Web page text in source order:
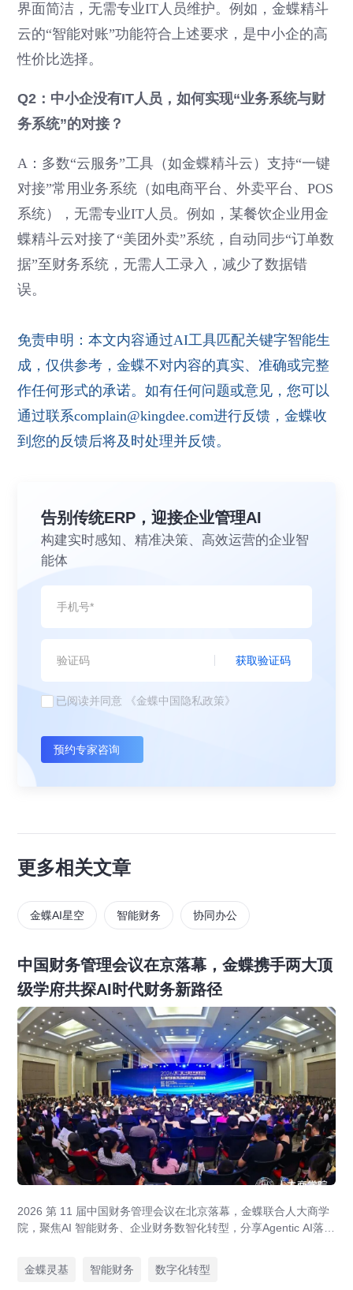
界面简洁，无需专业IT人员维护。例如，金蝶精斗
云的“智能对账”功能符合上述要求，是中小企的高
性价比选择。
Q2：中小企没有IT人员，如何实现“业务系统与财
务系统”的对接？
A：多数“云服务”工具（如金蝶精斗云）支持“一键
对接”常用业务系统（如电商平台、外卖平台、POS
系统），无需专业IT人员。例如，某餐饮企业用金
蝶精斗云对接了“美团外卖”系统，自动同步“订单数
据”至财务系统，无需人工录入，减少了数据错
误。
免责申明：本文内容通过AI工具匹配关键字智能生
成，仅供参考，金蝶不对内容的真实、准确或完整
作任何形式的承诺。如有任何问题或意见，您可以
通过联系complain@kingdee.com进行反馈，金蝶收
到您的反馈后将及时处理并反馈。
告别传统ERP，迎接企业管理AI
构建实时感知、精准决策、高效运营的企业智
能体
获取验证码
已阅读并同意 《金蝶中国隐私政策》
预约专家咨询
更多相关文章
金蝶AI星空 智能财务 协同办公
中国财务管理会议在京落幕，金蝶携手两大顶
级学府共探AI时代财务新路径
2026 第 11 届中国财务管理会议在北京落幕，金蝶联合人大商学
院，聚焦AI 智能财务、企业财务数智化转型，分享Agentic AI落
全新模式。
金蝶灵基 智能财务 数字化转型